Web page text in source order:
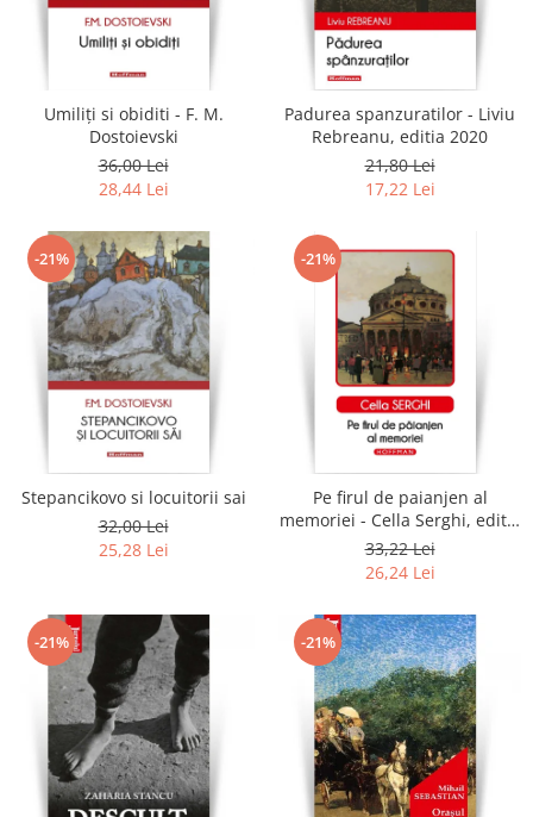
Umiliți si obiditi - F. M.
Dostoievski
36,00 Lei
28,44 Lei
Padurea spanzuratilor - Liviu
Rebreanu, editia 2020
21,80 Lei
17,22 Lei
-21%
Stepancikovo si locuitorii sai
32,00 Lei
25,28 Lei
-21%
Pe firul de paianjen al
memoriei - Cella Serghi, editia
2020
33,22 Lei
26,24 Lei
-21% -21%